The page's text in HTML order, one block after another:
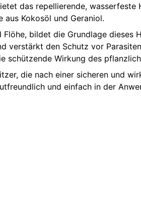
das repellierende, wasserfeste
Kokosöl und Geraniol.
bildet die Grundlage dieses
verstärkt den Schutz vor
Wirkung des
die nach einer sicheren und
und einfach in der